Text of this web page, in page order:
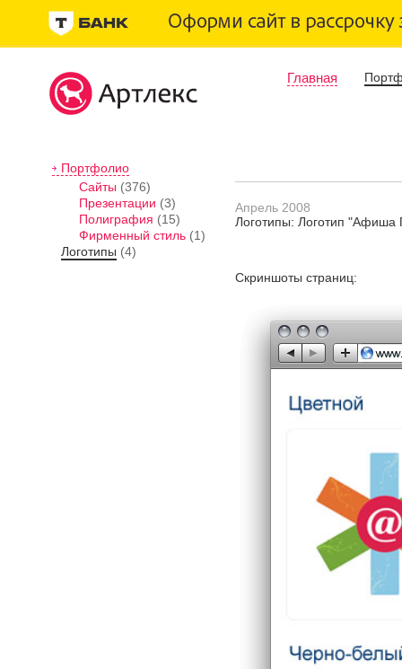
Главная
Портфолио
Сайты (376)
Презентации (3)
Полиграфия (15)
Фирменный стиль (1)
Логотипы (4)
Апрель 2008
Логотипы: Логотип "Афиша
Скриншоты страниц: